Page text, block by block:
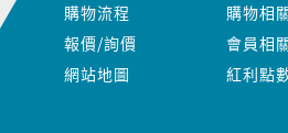
購物流程
報價/詢價
網站地圖
購物相
會員相
紅利點